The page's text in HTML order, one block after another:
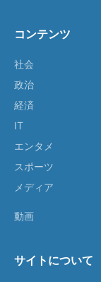
コンテンツ
社会
政治
経済
IT
エンタメ
スポーツ
メディア
動画
サイトについて